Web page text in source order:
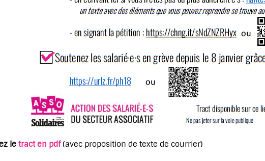
le tract en pdf (avec proposition de texte de courrier)